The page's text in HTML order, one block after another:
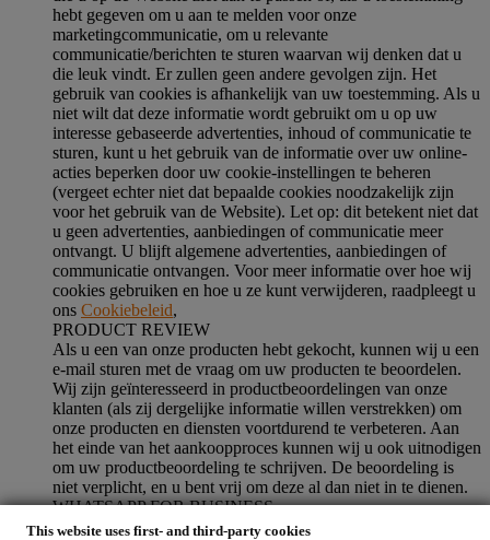
This website uses first- and third-party cookies
hebt gegeven om u aan te melden voor onze
marketingcommunicatie, om u relevante
communicatie/berichten te sturen waarvan wij denken dat u
die leuk vindt. Er zullen geen andere gevolgen zijn. Het
gebruik van cookies is afhankelijk van uw toestemming. Als u
niet wilt dat deze informatie wordt gebruikt om u op uw
interesse gebaseerde advertenties, inhoud of communicatie te
sturen, kunt u het gebruik van de informatie over uw online-
acties beperken door uw cookie-instellingen te beheren
(vergeet echter niet dat bepaalde cookies noodzakelijk zijn
voor het gebruik van de Website). Let op: dit betekent niet dat
u geen advertenties, aanbiedingen of communicatie meer
ontvangt. U blijft algemene advertenties, aanbiedingen of
communicatie ontvangen. Voor meer informatie over hoe wij
cookies gebruiken en hoe u ze kunt verwijderen, raadpleegt u
ons Cookiebeleid,
PRODUCT REVIEW
Als u een van onze producten hebt gekocht, kunnen wij u een
e-mail sturen met de vraag om uw producten te beoordelen.
Wij zijn geïnteresseerd in productbeoordelingen van onze
klanten (als zij dergelijke informatie willen verstrekken) om
onze producten en diensten voortdurend te verbeteren. Aan
het einde van het aankoopproces kunnen wij u ook uitnodigen
om uw productbeoordeling te schrijven. De beoordeling is
niet verplicht, en u bent vrij om deze al dan niet in te dienen.
WHATSAPP FOR BUSINESS
Sommige van onze fysieke winkels gebruiken WhatsApp for